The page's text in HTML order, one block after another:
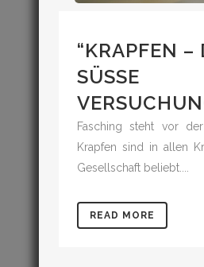
“KRAPFEN –
SÜSSE V
Fasching steht vor
Krapfen sind in allen
Gesellschaft beliebt....
READ MORE